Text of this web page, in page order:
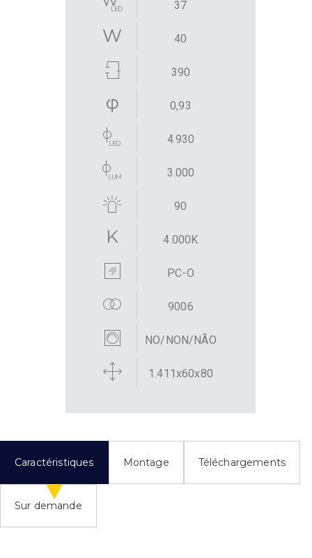
37
40
390
0,93
4.930
3.000
90
4.000K
PC-O
9006
NO/NON/NÃO
1.411x60x80
Caractéristiques Montage Téléchargements
Sur demande